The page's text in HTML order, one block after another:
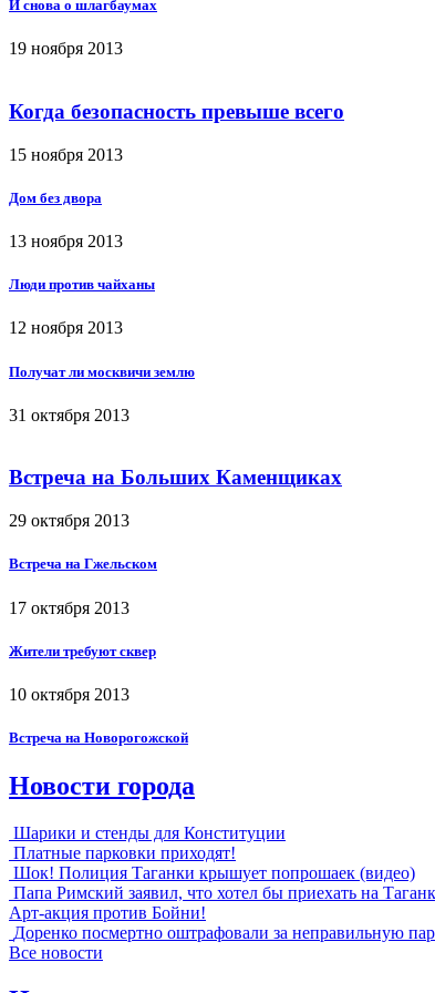
И снова о шлагбаумах
19 ноября 2013
Когда безопасность превыше всего
15 ноября 2013
Дом без двора
13 ноября 2013
Люди против чайханы
12 ноября 2013
Получат ли москвичи землю
31 октября 2013
Встреча на Больших Каменщиках
29 октября 2013
Встреча на Гжельском
17 октября 2013
Жители требуют сквер
10 октября 2013
Встреча на Новорогожской
Новости города
Шарики и стенды для Конституции
Платные парковки приходят!
Шок! Полиция Таганки крышует попрошаек (видео)
Папа Римский заявил, что хотел бы приехать на
Арт-акция против Бойни!
Доренко посмертно оштрафовали за неправильную
Все новости